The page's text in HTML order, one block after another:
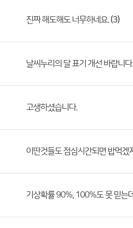
진짜 해도해도 너무하네요. (3)
날씨누리의 달 표기 개선 바랍니다.
고생하셨습니다.
이딴것들도 점심시간되면 밥먹겠
기상확률 90%, 100%도 못 믿는